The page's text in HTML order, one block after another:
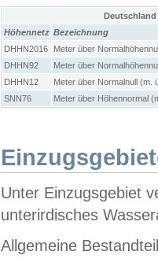
Höhennetz Bezeichnung
DHHN2016
Meter über
DHHN92
Meter über
DHHN12
Meter über Normalnull (m.
SNN76
Meter über Höhennormal
Unter Einzugsgebiet
unterirdisches
Allgemeine